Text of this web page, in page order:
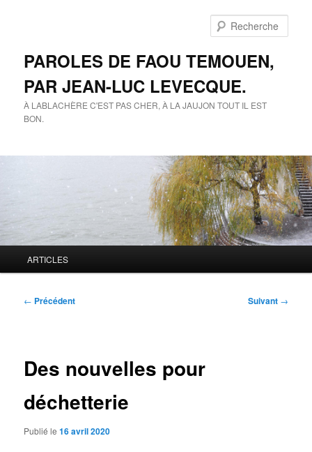
PAROLES DE FAOU TEMOUEN,
PAR JEAN-LUC LEVECQUE.
À LABLACHÈRE C'EST PAS CHER, À LA JAUJON TOUT IL EST
BON.
principal
ARTICLES
Navigation
← Précédent Suivant →
Des nouvelles pour
déchetterie
Publié le16 avril 2020